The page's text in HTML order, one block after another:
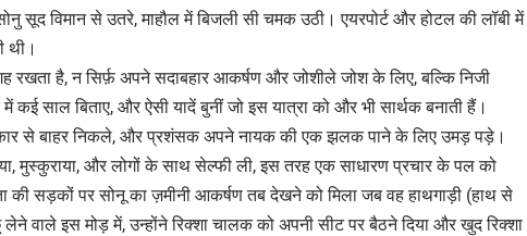
सूद विमान से उतरे, माहौल में बिजली सी चमक उठी। एयरपोर्ट और होटल की लॉबी में
थी।
है, न सिर्फ़ अपने सदाबहार आकर्षण और जोशीले जोश के लिए, बल्कि निजी
साल बिताए, और ऐसी यादें बुनीं जो इस यात्रा को और भी सार्थक बनाती हैं।
कार से बाहर निकले, और प्रशंसक अपने नायक की एक झलक पाने के लिए उमड़ पड़े।
मुस्कुराया, और लोगों के साथ सेल्फी ली, इस तरह एक साधारण प्रचार के पल को
की सड़कों पर सोनू का ज़मीनी आकर्षण तब देखने को मिला जब वह हाथगाड़ी (हाथ से
वाले इस मोड़ में, उन्होंने रिक्शा चालक को अपनी सीट पर बैठने दिया और खुद रिक्शा